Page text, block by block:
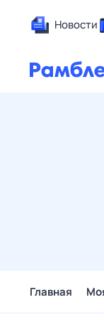
Новости
Главная